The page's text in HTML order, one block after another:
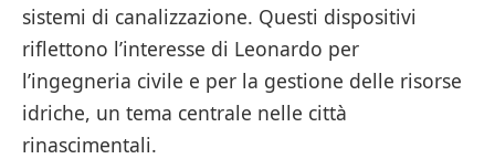
sistemi di canalizzazione. Questi dispositivi
riflettono l’interesse di Leonardo per
l’ingegneria civile e per la gestione delle risorse
idriche, un tema centrale nelle città
rinascimentali.